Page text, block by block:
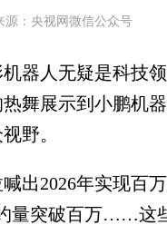
源：央视网微信公众号
人无疑是科技领
舞展示到小鹏机
野。
2026年实现百万
量突破百万……这